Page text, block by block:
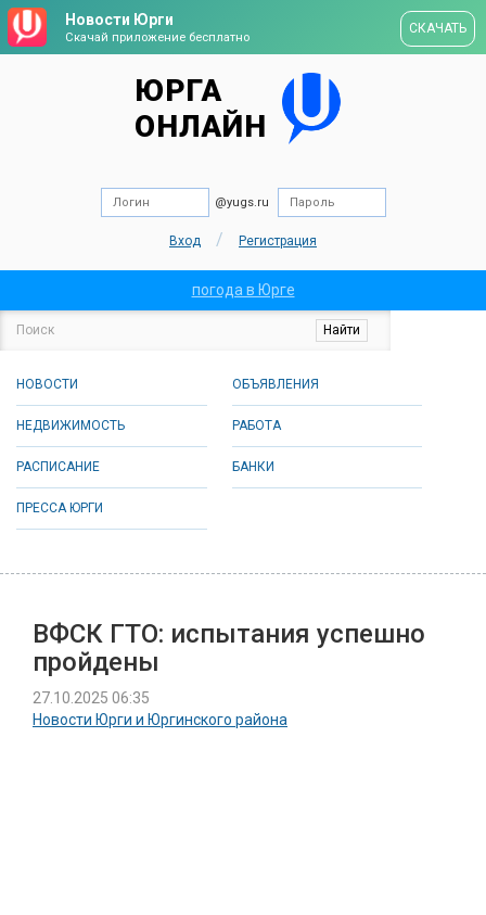
Новости Юрги
Скачай приложение бесплатно
СКАЧАТЬ
ЮРГА
ОНЛАЙН
@yugs.ru
Вход / Регистрация
погода в Юрге
НОВОСТИ ОБЪЯВЛЕНИЯ
НЕДВИЖИМОСТЬ РАБОТА
РАСПИСАНИЕ БАНКИ
ПРЕССА ЮРГИ
ВФСК ГТО: испытания успешно
пройдены
27.10.2025 06:35
Новости Юрги и Юргинского района